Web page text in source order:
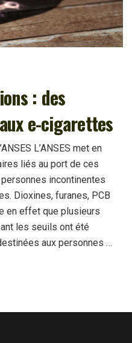
: des
e-cigarettes
L’ANSES met en
liés au port de ces
incontinentes
Dioxines, furanes, PCB
en effet que plusieurs
les seuils ont été
aux personnes …